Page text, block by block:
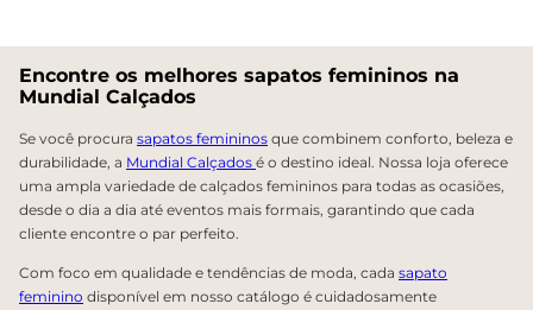
Encontre os melhores sapatos femininos na
Mundial Calçados
Se você procura sapatos femininos que combinem conforto, beleza e
durabilidade, a Mundial Calçados é o destino ideal. Nossa loja oferece
uma ampla variedade de calçados femininos para todas as ocasiões,
desde o dia a dia até eventos mais formais, garantindo que cada
cliente encontre o par perfeito.
Com foco em qualidade e tendências de moda, cada sapato
feminino disponível em nosso catálogo é cuidadosamente